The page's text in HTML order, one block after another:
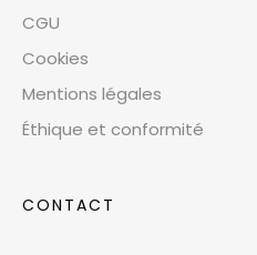
CGU
Cookies
Mentions légales
Éthique et conformité
CONTACT